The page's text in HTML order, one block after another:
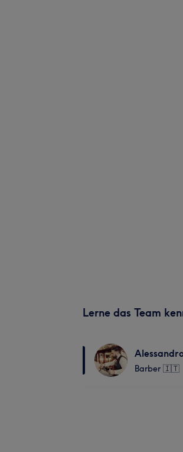
Lerne das Team
Barber 🇮🇹